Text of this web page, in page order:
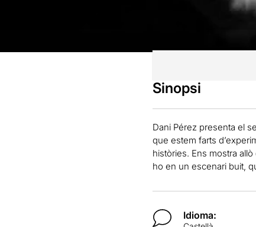
Sinopsi
Dani Pérez presenta el
que estem farts
històries. Ens mostra
ho en un escenari buit,
Idioma: